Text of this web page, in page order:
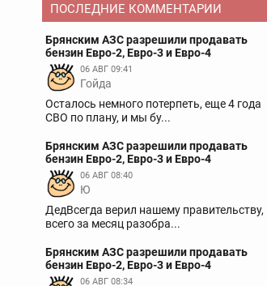
ПОСЛЕДНИЕ КОММЕНТАРИИ
Брянским АЗС разрешили продавать
бензин Евро-2, Евро-3 и Евро-4
06 АВГ 09:41
Гойда
Осталось немного потерпеть, еще 4 года
СВО по плану, и мы бу...
Брянским АЗС разрешили продавать
бензин Евро-2, Евро-3 и Евро-4
06 АВГ 08:40
Ю
ДедВсегда верил нашему правительству,
всего за месяц разобра...
Брянским АЗС разрешили продавать
бензин Евро-2, Евро-3 и Евро-4
06 АВГ 08:34